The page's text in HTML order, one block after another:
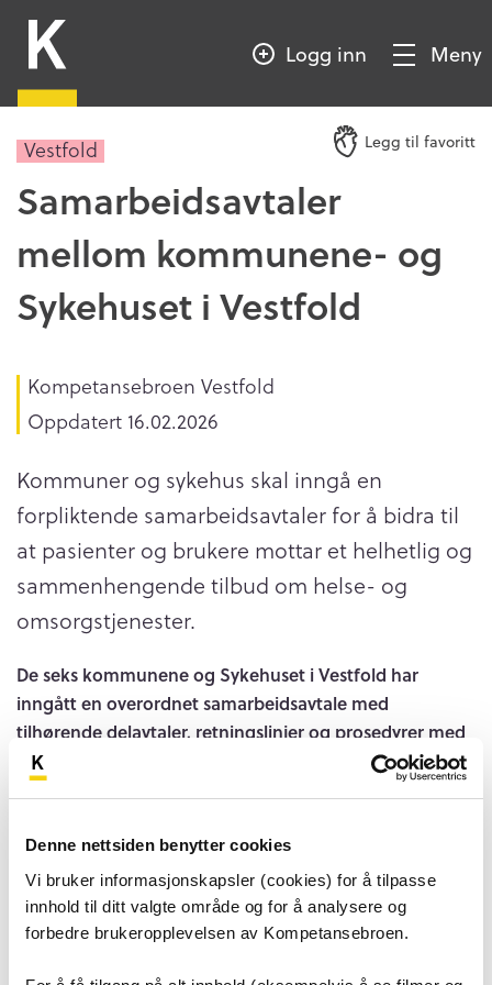
Denne nettsiden benytter cookies
Vi bruker informasjonskapsler (cookies) for å tilpasse
innhold til ditt valgte område og for å analysere og
forbedre brukeropplevelsen av Kompetansebroen.
HOVEDINNHOLD
KompetansebroenLogg inn
Vis/SkjulMeny
Legg til favoritt
Vestfold
Samarbeidsavtaler
mellom kommunene- og
Sykehuset i Vestfold
Kompetansebroen Vestfold
Oppdatert 16.02.2026
Kommuner og sykehus skal inngå en
forpliktende samarbeidsavtaler for å bidra til
at pasienter og brukere mottar et helhetlig og
sammenhengende tilbud om helse- og
omsorgstjenester.
De seks kommunene og Sykehuset i Vestfold har
inngått en overordnet samarbeidsavtale med
tilhørende delavtaler, retningslinjer og prosedyrer med
konkretiseringer.
fordeling av ansvar og oppgaver, og skape
forutsigbarhet for partenes planlegging og
budsjettering av de oppgavene som hver har ansvaret
for.
Overordnede samarbeidsavtaler